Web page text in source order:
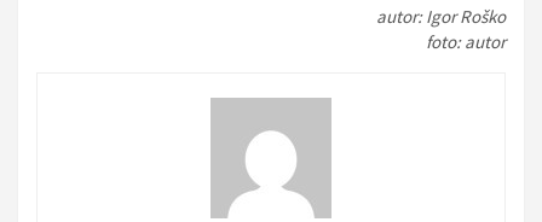
autor: Igor Roško
foto: autor